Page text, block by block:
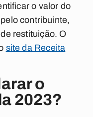
o valor do
contribuinte,
restituição. O
site da Receita
o
2023?